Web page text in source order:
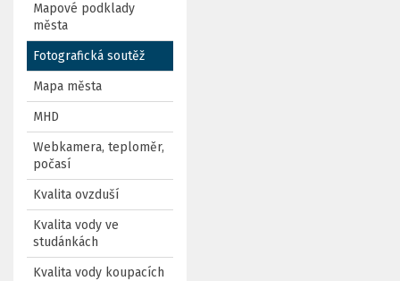
Mapové podklady
města
Fotografická soutěž
Mapa města
MHD
Webkamera, teploměr,
počasí
Kvalita ovzduší
Kvalita vody ve
studánkách
Kvalita vody koupacích